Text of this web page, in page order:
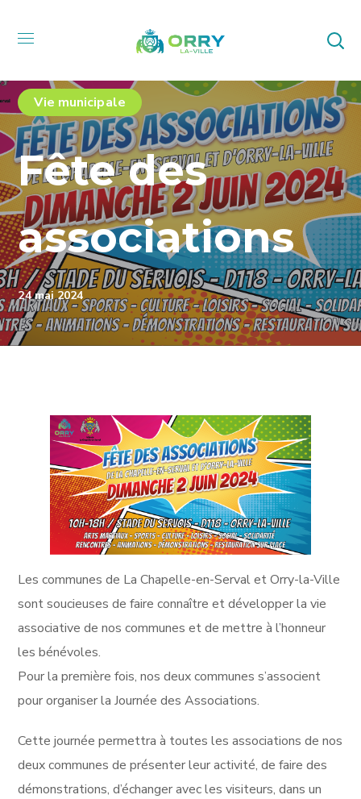
Vie municipale
Fête des
associations
24 mai 2024
Les communes de La Chapelle-en-Serval et Orry-la-Ville
sont soucieuses de faire connaître et développer la vie
associative de nos communes et de mettre à l’honneur
les bénévoles.
Pour la première fois, nos deux communes s’associent
pour organiser la Journée des Associations.
Cette journée permettra à toutes les associations de nos
deux communes de présenter leur activité, de faire des
démonstrations, d’échanger avec les visiteurs, dans un